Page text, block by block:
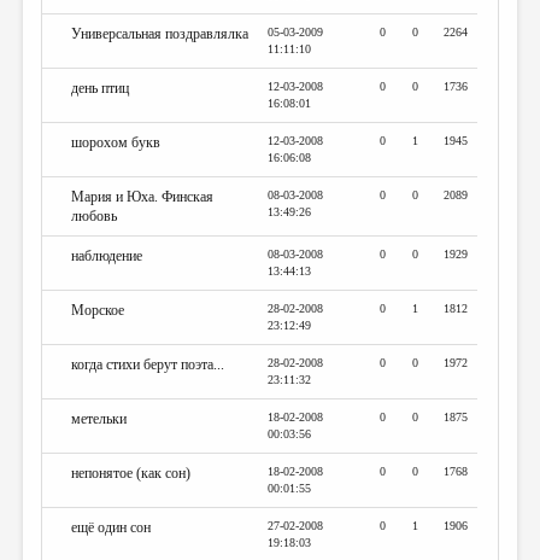
Универсальная поздравлялка
05-03-2009
11:11:10
0 0 2264
день птиц
12-03-2008
16:08:01
0 0 1736
шорохом букв
12-03-2008
16:06:08
0 1 1945
Мария и Юха. Финская
любовь
08-03-2008
13:49:26
0 0 2089
наблюдение
08-03-2008
13:44:13
0 0 1929
Морское
28-02-2008
23:12:49
0 1 1812
когда стихи берут поэта...
28-02-2008
23:11:32
0 0 1972
метельки
18-02-2008
00:03:56
0 0 1875
непонятое (как сон)
18-02-2008
00:01:55
0 0 1768
ещё один сон
27-02-2008
19:18:03
0 1 1906